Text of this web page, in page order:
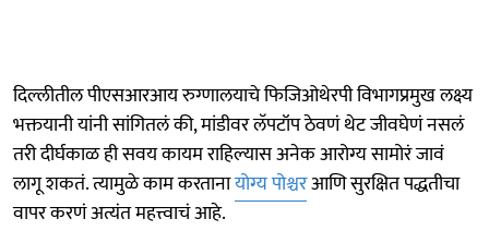
दिल्लीतील पीएसआरआय रुग्णालयाचे फिजिओथेरपी विभागप्रमुख लक्ष्य
भक्तयानी यांनी सांगितलं की, मांडीवर लॅपटॉप ठेवणं थेट जीवघेणं नसलं
तरी दीर्घकाळ ही सवय कायम राहिल्यास अनेक आरोग्य सामोरं जावं
लागू शकतं. त्यामुळे काम करतानायोग्य पोश्चरआणि सुरक्षित पद्धतीचा
वापर करणं अत्यंत महत्त्वाचं आहे.